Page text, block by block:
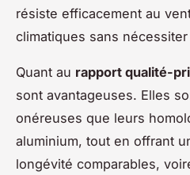
résiste efficacement au
climatiques sans
Quant au rapport qualité-
sont avantageuses. Elles
onéreuses que leurs
aluminium, tout en offrant
longévité comparables,